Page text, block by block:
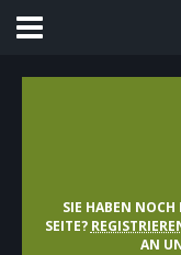
SIE HABEN
SEITE?
AN